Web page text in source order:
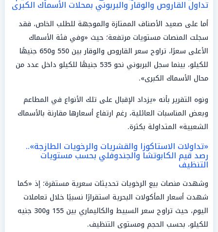
تداول القاروص والوقار والبربوني بمحلات الأسماك الكبرى
أما على صعيد الأصناف الممتازة والموجهة للطلب الخاص، فقد
سجلت المنصات مستويات مرتفعة؛ حيث «وفي فئة الأسماك
الأعلى سعرًا، تراوح سعر القاروص والوقار بين 550 و650 جنيهًا
للكيلو، بينما سجل البربوني نحو 535 جنيهًا للكيلو داخل عدد من
محال الأسماك الكبرى».
ونوه التقرير بأنه «يزداد الإقبال على تلك الأنواع في المطاعم
وبعض المناسبات العائلية، رغم ارتفاع أسعارها مقارنة بالأسماك
الشعبية» المتداولة بكثرة.
«تداولات الاستاكوزا والقشريات والرخويات الطازجة»..
رصد قيم الكابوتشا والجندوفلي بحسب مستويات
التنظيف
وشهدت منصات بيع الرخويات تحديثات سعرية مستقرة؛ إذ «كما
شهدت أسعار المأكولات البحرية استقرارًا نسبيًا خلال تعاملات
اليوم، حيث تراوح سعر السبيط والكاليماري بين 155 و300 جنيه
للكيلو، بحسب الحجم ومستوى التنظيف.